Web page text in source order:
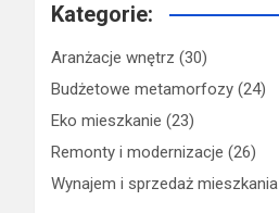
Kategorie:
Aranżacje wnętrz (30)
Budżetowe metamorfozy (24)
Eko mieszkanie (23)
Remonty i modernizacje (26)
Wynajem i sprzedaż mieszkania